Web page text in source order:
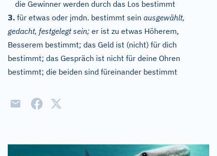
die Gewinner werden durch das Los bestimmt
3. für etwas oder jmdn. bestimmt sein ausgewählt,
gedacht, festgelegt sein; er ist zu etwas Höherem,
Besserem bestimmt; das Geld ist (nicht) für dich
bestimmt; das Gespräch ist nicht für deine Ohren
bestimmt; die beiden sind füreinander bestimmt